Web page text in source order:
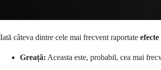
Iată câteva dintre cele mai frecvent raportate
Greață: Aceasta este, probabil, cea mai